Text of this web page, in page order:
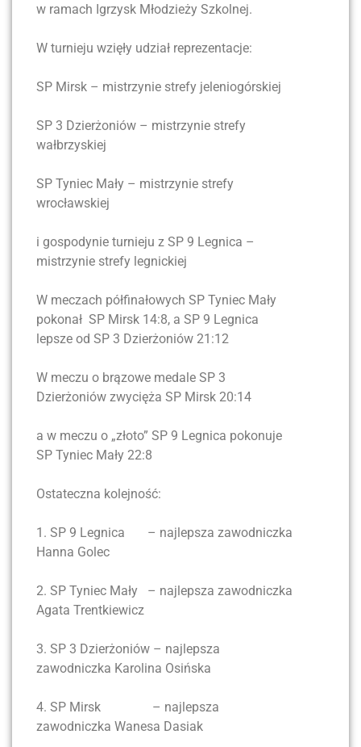
w ramach Igrzysk Młodzieży Szkolnej.
W turnieju wzięły udział reprezentacje:
SP Mirsk – mistrzynie strefy jeleniogórskiej
SP 3 Dzierżoniów – mistrzynie strefy
wałbrzyskiej
SP Tyniec Mały – mistrzynie strefy
wrocławskiej
i gospodynie turnieju z SP 9 Legnica –
mistrzynie strefy legnickiej
W meczach półfinałowych SP Tyniec Mały
pokonał SP Mirsk 14:8, a SP 9 Legnica
lepsze od SP 3 Dzierżoniów 21:12
W meczu o brązowe medale SP 3
Dzierżoniów zwycięża SP Mirsk 20:14
a w meczu o „złoto” SP 9 Legnica pokonuje
SP Tyniec Mały 22:8
Ostateczna kolejność:
1. SP 9 Legnica – najlepsza zawodniczka
Hanna Golec
2. SP Tyniec Mały – najlepsza zawodniczka
Agata Trentkiewicz
3. SP 3 Dzierżoniów – najlepsza
zawodniczka Karolina Osińska
4. SP Mirsk – najlepsza
zawodniczka Wanesa Dasiak